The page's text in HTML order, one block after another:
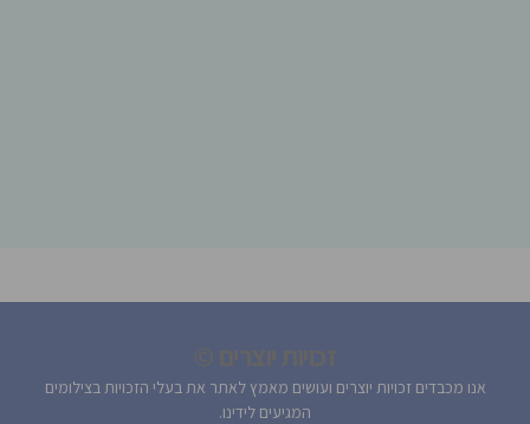
אנו מכבדים זכויות יוצרים ועושים מאמץ לאתר את בעלי הזכויות בצילומים
המגיעים לידינו.